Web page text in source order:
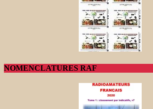
NOMENCLATURES RAF